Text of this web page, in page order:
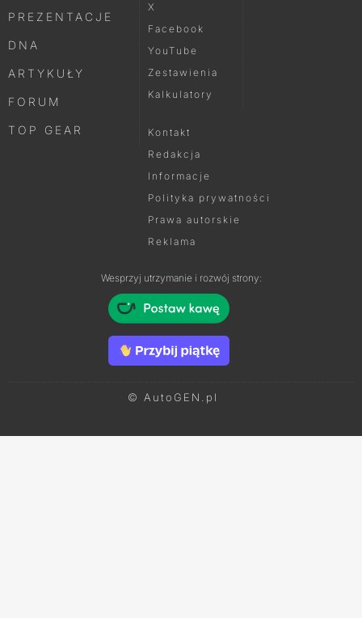
PREZENTACJE
DNA
ARTYKUŁY
FORUM
TOP GEAR
X
Facebook
YouTube
Zestawienia
Kalkulatory
Kontakt
Redakcja
Informacje
Polityka prywatności
Prawa autorskie
Reklama
Wesprzyj utrzymanie i rozwój strony:
© AutoGEN.pl